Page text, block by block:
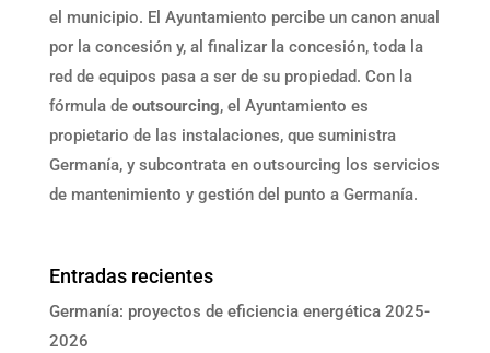
el municipio. El Ayuntamiento percibe un canon anual
por la concesión y, al finalizar la concesión, toda la
red de equipos pasa a ser de su propiedad. Con la
fórmula de outsourcing, el Ayuntamiento es
propietario de las instalaciones, que suministra
Germanía, y subcontrata en outsourcing los servicios
de mantenimiento y gestión del punto a Germanía.
Entradas recientes
Germanía: proyectos de eficiencia energética 2025-
2026